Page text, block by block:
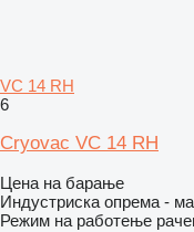
VC 14 RH
6
Cryovac VC 14 RH
Цена на барање
Индустриска опрема -
Режим на работење